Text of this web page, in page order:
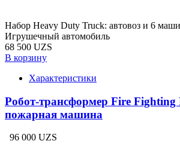
Набор Heavy Duty Truck: автовоз и 6
Игрушечный автомобиль
68 500 UZS
В корзину
Характеристики
Робот-трансформер Fire Fighting
пожарная машина
96 000 UZS